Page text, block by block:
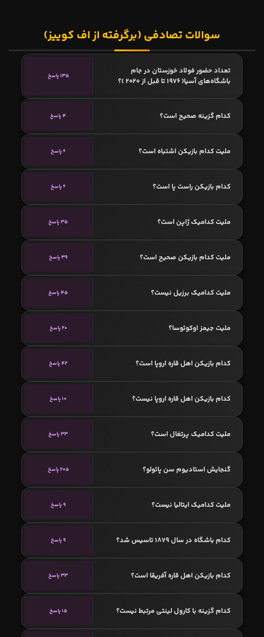
سوالات تصادفی (برگرفته از اف کوییز)
تعداد حضور فولاد خوزستان در جام
باشگاه‌های آسیا( ۱۹۷۶ تا قبل از ۲۰۲۰ )؟
135 پاسخ
کدام گزینه صحیح است؟ 4 پاسخ
ملیت کدام بازیکن اشتباه است؟ 6 پاسخ
کدام بازیکن راست پا است؟ 6 پاسخ
ملیت کدامیک ژاپن است؟ 35 پاسخ
ملیت کدام بازیکن صحیح است؟ 39 پاسخ
ملیت کدامیک برزیل نیست؟ 45 پاسخ
ملیت جیمز اوکوئوسا؟ 20 پاسخ
کدام بازیکن اهل قاره اروپا است؟ 42 پاسخ
کدام بازیکن اهل قاره اروپا نیست؟ 10 پاسخ
ملیت کدامیک پرتغال است؟ 33 پاسخ
گنجایش استادیوم سن پائولو؟ 205 پاسخ
ملیت کدامیک ایتالیا نیست؟ 9 پاسخ
کدام باشگاه در سال 1879 تاسیس شد؟ 9 پاسخ
کدام بازیکن اهل قاره آفریقا است؟ 33 پاسخ
کدام گزینه با کارول لینتی مرتبط نیست؟ 15 پاسخ